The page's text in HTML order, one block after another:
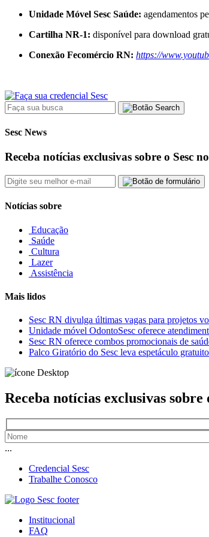
Unidade Móvel Sesc Saúde: agendamentos
Cartilha NR-1: disponível para download
Conexão Fecomércio RN: https://
Sesc News
Receba notícias exclusivas sobre o Sesc
Notícias sobre
Educação
Saúde
Cultura
Lazer
Assistência
Mais lidos
Sesc RN divulga últimas vagas para projetos
Unidade móvel OdontoSesc oferece
Sesc RN oferece combos promocionais de
Palco Giratório do Sesc leva espetáculo
Receba notícias exclusivas sobre
...
Credencial Sesc
Trabalhe Conosco
Institucional
FAQ